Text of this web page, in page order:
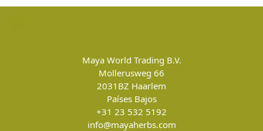
Maya World Trading B.V.
Mollerusweg 66
2031BZ Haarlem
Países Bajos
+31 23 532 5192
info@mayaherbs.com